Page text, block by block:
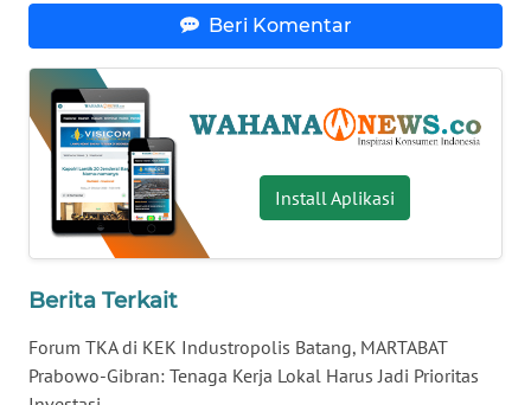
Beri Komentar
Install Aplikasi
Berita Terkait
Forum TKA di KEK Industropolis Batang, MARTABAT
Prabowo-Gibran: Tenaga Kerja Lokal Harus Jadi Prioritas
WN
SUMSEL
WN
BENGKULU
WN
WN
JATENG